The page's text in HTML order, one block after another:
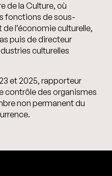
de la Culture, où
fonctions de sous-
l’économie culturelle,
puis de directeur
culturelles
et 2025, rapporteur
contrôle des organismes
non permanent du